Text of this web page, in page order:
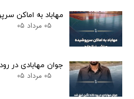
مهاباد به اماکن
۰۵ مرداد ۰۵
جوان مهابادی در
۰۵ مرداد ۰۵